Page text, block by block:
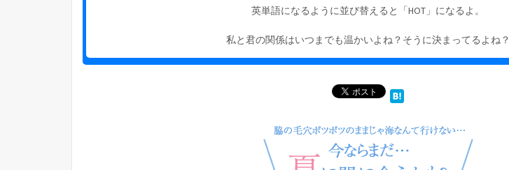
英単語になるように並び替えると「HOT」になるよ。
私と君の関係はいつまでも温かいよね？そうに決まってるよね？